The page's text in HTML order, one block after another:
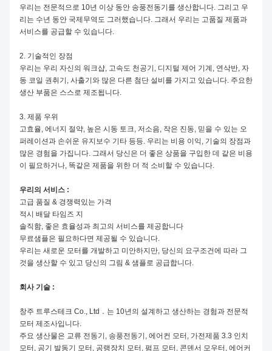
우리는 전문적으로 10년 이상 동안 송풍전동기를 생산합니다. 그리고 우
리는 수년 동안 국제무역도 그러했습니다. 그래서 우리는 고품질 제품과
서비스를 공급할 수 있습니다.
2. 기술적인 장점
우리는 우리 자신의 워크샵, 고속도 천공기, 디지털 제어 기계, 연삭반, 자
동 코일 권취기, 사출기와 많은 다른 첨단 설비를 가지고 있습니다. 주요한
생산 부품은 스스로 제조됩니다.
3. 제품 우위
고효율, 에너지 절약, 높은 시동 토크, 저소음, 작은 진동, 믿을 수 있는 오
퍼레이션과 손쉬운 유지보수 기타 등등. 우리는 비용 이익, 기술의 장점과
많은 경험을 가집니다. 그래서 당신은 더 좋은 상품을 구입한 데 같은 비용
이 필요하거나, 똑같은 제품을 위한 더 적 소비할 수 있습니다.
우리의 서비스 :
고급 품질 & 경쟁력있는 가격
적시 배달 타임즈 지
솔직함, 좋은 효율성과 최고의 서비스를 제공합니다
무료샘플은 필요하다면 제공될 수 있습니다.
우리는 새로운 모터를 개발하고 미안하지만, 당신의 요구조건에 따라 그
것을 생산할 수 있고 당신의 그림 & 샘플로 공급합니다.
회사 기술 :
창주 트루스테크 Co., Ltd．는 10년의 설계하고 생산하는 경험과 전문적
모터 제조사입니다.
주요 생산물은 교류 전동기, 송풍전동기, 에어컨 모터, 가전제품 3.3 인치
모터, 공기 발동기 모터, 공랭장치 모터, 펌프 모터, 콘덴서 모우터, 에어커